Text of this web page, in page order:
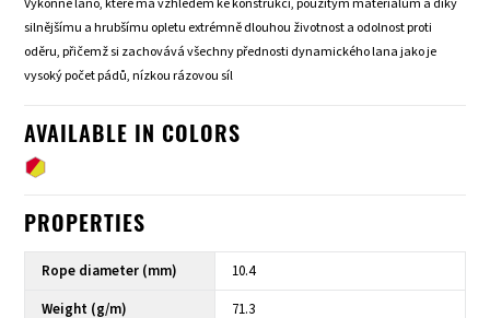
Výkonné lano, které má vzhledem ke konstrukci, použitým materiálům a díky
silnějšímu a hrubšímu opletu extrémně dlouhou životnost a odolnost proti
oděru, přičemž si zachovává všechny přednosti dynamického lana jako je
vysoký počet pádů, nízkou rázovou síl
AVAILABLE IN COLORS
PROPERTIES
Rope diameter (mm)
10.4
Weight (g/m)
71.3